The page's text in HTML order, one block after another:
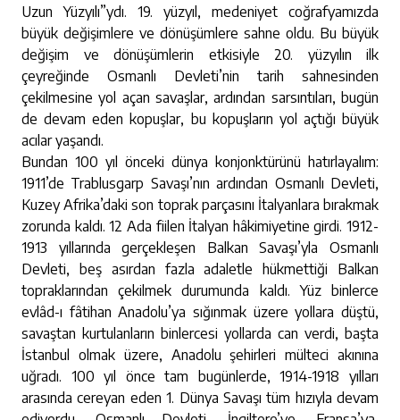
Uzun Yüzyılı”ydı. 19. yüzyıl, medeniyet coğrafyamızda
büyük değişimlere ve dönüşümlere sahne oldu. Bu büyük
değişim ve dönüşümlerin etkisiyle 20. yüzyılın ilk
çeyreğinde Osmanlı Devleti’nin tarih sahnesinden
çekilmesine yol açan savaşlar, ardından sarsıntıları, bugün
de devam eden kopuşlar, bu kopuşların yol açtığı büyük
acılar yaşandı.
Bundan 100 yıl önceki dünya konjonktürünü hatırlayalım:
1911’de Trablusgarp Savaşı’nın ardından Osmanlı Devleti,
Kuzey Afrika’daki son toprak parçasını İtalyanlara bırakmak
zorunda kaldı. 12 Ada fiilen İtalyan hâkimiyetine girdi. 1912-
1913 yıllarında gerçekleşen Balkan Savaşı’yla Osmanlı
Devleti, beş asırdan fazla adaletle hükmettiği Balkan
topraklarından çekilmek durumunda kaldı. Yüz binlerce
evlâd-ı fâtihan Anadolu’ya sığınmak üzere yollara düştü,
savaştan kurtulanların binlercesi yollarda can verdi, başta
İstanbul olmak üzere, Anadolu şehirleri mülteci akınına
uğradı. 100 yıl önce tam bugünlerde, 1914-1918 yılları
arasında cereyan eden 1. Dünya Savaşı tüm hızıyla devam